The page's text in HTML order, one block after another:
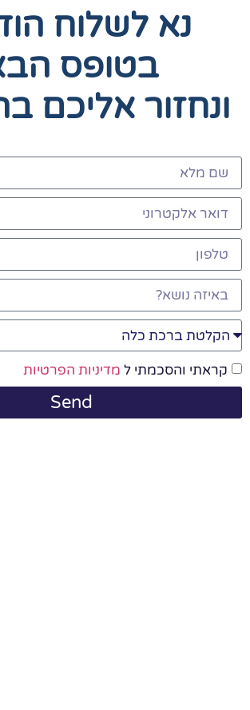
נא לשלוח
בטופס
ונחזור אליכם
קראתי והסכמתי ל מדיניות הפרטיות
Send